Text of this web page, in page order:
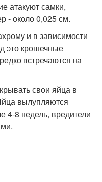
атакуют самки,
- около 0,025 см.
и в зависимости
это крошечные
встречаются на
свои яйца в
вылупляются
4-8 недель, вредители